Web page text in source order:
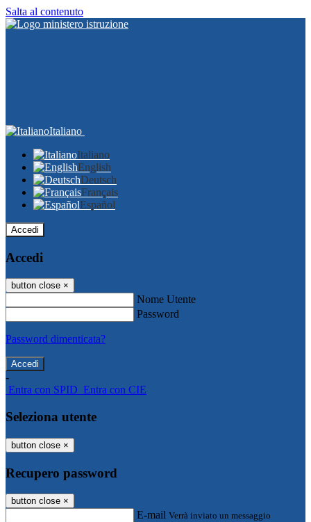
Salta al contenuto
Italiano
Italiano
English
Deutsch
Français
Español
Accedi
Accedi
button close ×
Nome Utente
Password
Password dimenticata?
-
Entra con SPID Entra con CIE
Seleziona utente
button close ×
Recupero password
button close ×
E-mail Verrà inviato un messaggio